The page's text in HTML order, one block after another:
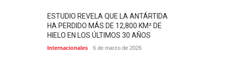
ESTUDIO REVELA QUE LA ANTÁRTIDA
HA PERDIDO MÁS DE 12,800 KM² DE
HIELO EN LOS ÚLTIMOS 30 AÑOS
Internacionales 6 de marzo de 2026